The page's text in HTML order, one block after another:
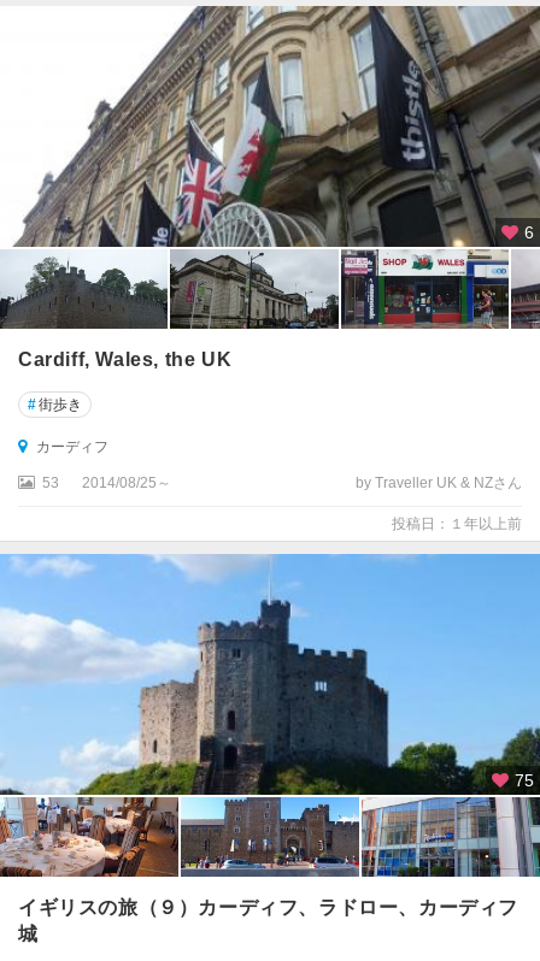
ジ
ロ
ゲ
ト
ハ
ワ
ス
ハ
ン
ト
ン
パ
レ
ス
周
辺
6
Cardiff, Wales, the UK
#街歩き
カーディフ
53 2014/08/25～ by Traveller UK & NZさん
投稿日：１年以上前
75
イギリスの旅（９）カーディフ、ラドロー、カーディフ
城